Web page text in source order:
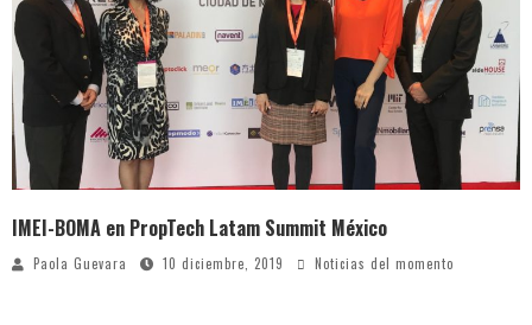
IMEI-BOMA en PropTech Latam Summit México
Paola Guevara 10 diciembre, 2019 Noticias del momento